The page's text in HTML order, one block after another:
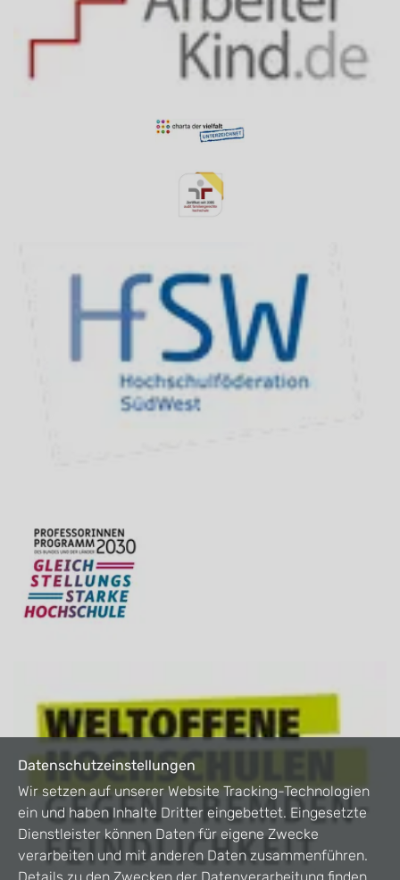
Datenschutzeinstellungen
Wir setzen auf unserer Website Tracking-Technologien
ein und haben Inhalte Dritter eingebettet. Eingesetzte
Dienstleister können Daten für eigene Zwecke
verarbeiten und mit anderen Daten zusammenführen.